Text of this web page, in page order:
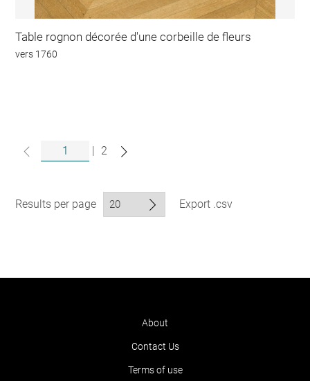
Table rognon décorée d'une corbeille de fleurs
vers 1760
2
Results per page Export .csv
About
Contact Us
Terms of use